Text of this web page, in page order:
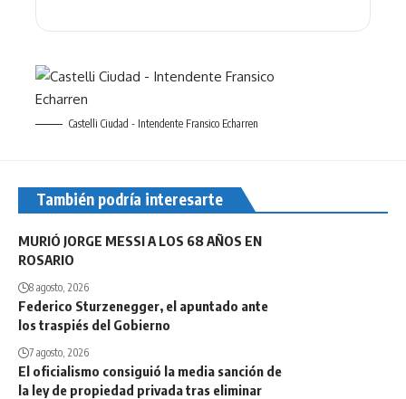
Castelli Ciudad - Intendente Fransico Echarren
También podría interesarte
MURIÓ JORGE MESSI A LOS 68 AÑOS EN
ROSARIO
8 agosto, 2026
Federico Sturzenegger, el apuntado ante
los traspiés del Gobierno
7 agosto, 2026
El oficialismo consiguió la media sanción de
la ley de propiedad privada tras eliminar